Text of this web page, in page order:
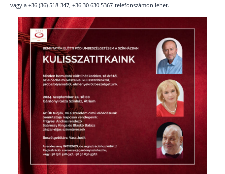
vagy a +36 (36) 518-347, +36 30 630 5367 telefonszámon lehet.